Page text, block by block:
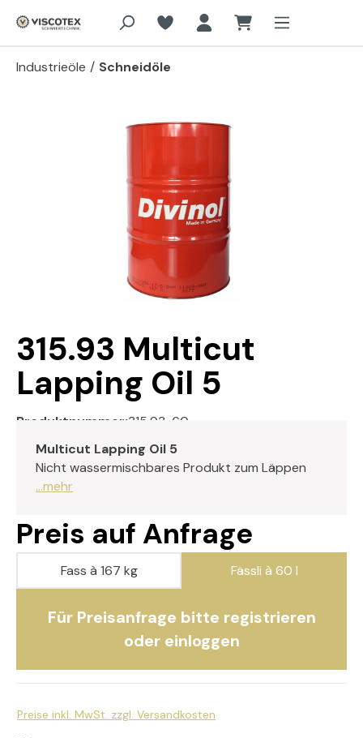
Zum Hauptinhalt springen
Industrieöle / Schneidöle
Bildergalerie überspringen
315.93 Multicut
Lapping Oil 5
Produktnummer:315.93-60
Multicut Lapping Oil 5
Nicht wassermischbares Produkt zum Läppen
...mehr
Preis auf Anfrage
Fass à 167 kg Fässli à 60 l
Für Preisanfrage bitte registrieren
oder einloggen
Preise inkl. MwSt. zzgl. Versandkosten